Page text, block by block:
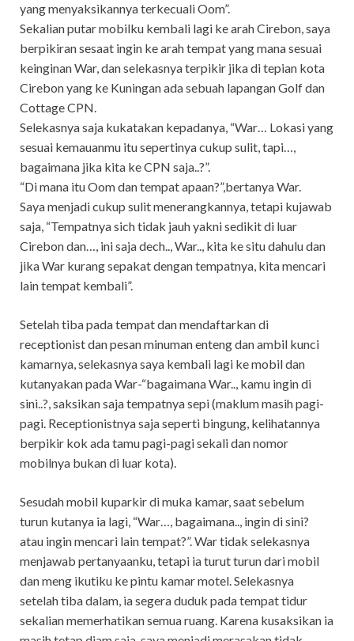
yang menyaksikannya terkecuali Oom”.
Sekalian putar mobilku kembali lagi ke arah Cirebon, saya
berpikiran sesaat ingin ke arah tempat yang mana sesuai
keinginan War, dan selekasnya terpikir jika di tepian kota
Cirebon yang ke Kuningan ada sebuah lapangan Golf dan
Cottage CPN.
Selekasnya saja kukatakan kepadanya, “War… Lokasi yang
sesuai kemauanmu itu sepertinya cukup sulit, tapi…,
bagaimana jika kita ke CPN saja..?”.
“Di mana itu Oom dan tempat apaan?”,bertanya War.
Saya menjadi cukup sulit menerangkannya, tetapi kujawab
saja, “Tempatnya sich tidak jauh yakni sedikit di luar
Cirebon dan…, ini saja dech.., War.., kita ke situ dahulu dan
jika War kurang sepakat dengan tempatnya, kita mencari
lain tempat kembali”.
Setelah tiba pada tempat dan mendaftarkan di
receptionist dan pesan minuman enteng dan ambil kunci
kamarnya, selekasnya saya kembali lagi ke mobil dan
kutanyakan pada War-“bagaimana War.., kamu ingin di
sini..?, saksikan saja tempatnya sepi (maklum masih pagi-
pagi. Receptionistnya saja seperti bingung, kelihatannya
berpikir kok ada tamu pagi-pagi sekali dan nomor
mobilnya bukan di luar kota).
Sesudah mobil kuparkir di muka kamar, saat sebelum
turun kutanya ia lagi, “War…, bagaimana.., ingin di sini?
atau ingin mencari lain tempat?”. War tidak selekasnya
menjawab pertanyaanku, tetapi ia turut turun dari mobil
dan meng ikutiku ke pintu kamar motel. Selekasnya
setelah tiba dalam, ia segera duduk pada tempat tidur
sekalian memerhatikan semua ruang. Karena kusaksikan ia